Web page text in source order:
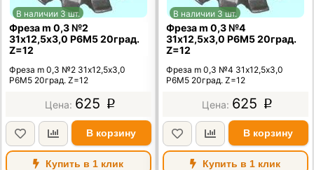
В наличии 3 шт.
Фреза m 0,3 №2
31х12,5х3,0 Р6М5 20град.
Z=12
Фреза m 0,3 №2 31х12,5х3,0
Р6М5 20град. Z=12
625 p
В корзину
Купить в 1 клик
В наличии 3 шт.
Фреза m 0,3 №4
31х12,5х3,0 Р6М5 20град.
Z=12
Фреза m 0,3 №4 31х12,5х3,0
Р6М5 20град. Z=12
625 p
В корзину
Купить в 1 клик